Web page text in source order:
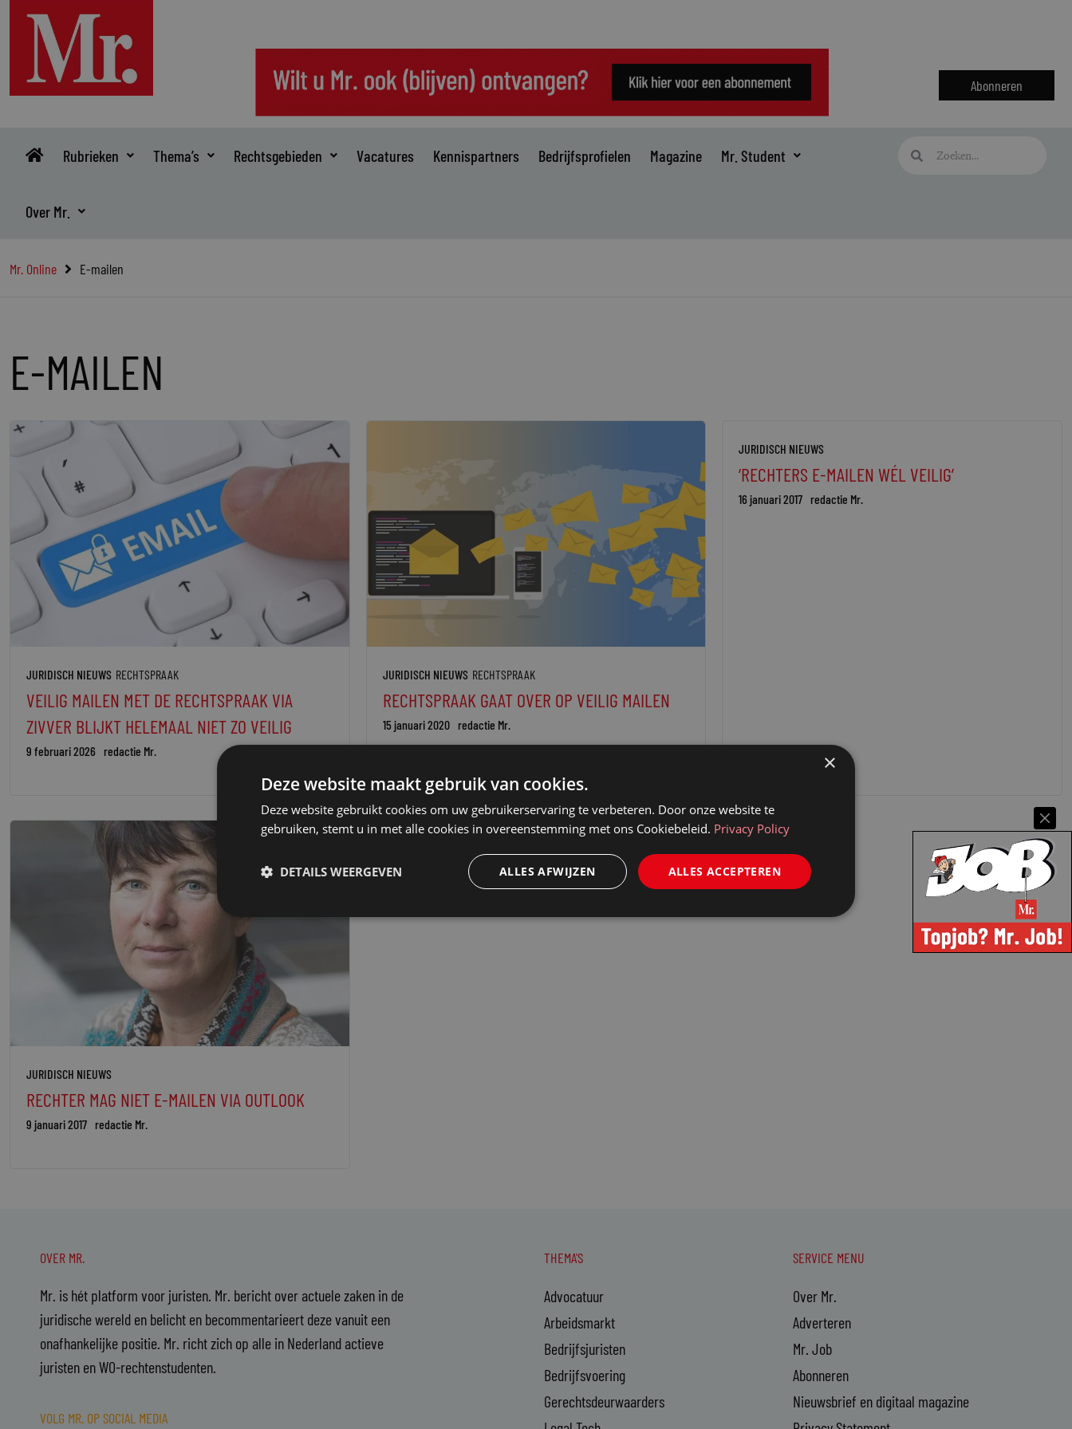
inhoud
Abonneren
Rubrieken Thema’s Rechtsgebieden Vacatures Kennispartners Bedrijfsprofielen Magazine Mr. Student
Over Mr.
Zoeken
Mr. Online E-mailen
E-MAILEN
JURIDISCH NIEUWS RECHTSPRAAK
VEILIG MAILEN MET DE RECHTSPRAAK VIA
ZIVVER BLIJKT HELEMAAL NIET ZO VEILIG
9 februari 2026 redactie Mr.
JURIDISCH NIEUWS RECHTSPRAAK
RECHTSPRAAK GAAT OVER OP VEILIG MAILEN
15 januari 2020 redactie Mr.
JURIDISCH NIEUWS
‘RECHTERS E-MAILEN WÉL VEILIG’
16 januari 2017 redactie Mr.
JURIDISCH NIEUWS
RECHTER MAG NIET E-MAILEN VIA OUTLOOK
9 januari 2017 redactie Mr.
OVER MR.
Mr. is hét platform voor juristen. Mr. bericht over actuele zaken in de
juridische wereld en belicht en becommentarieert deze vanuit een
onafhankelijke positie. Mr. richt zich op alle in Nederland actieve
juristen en WO-rechtenstudenten.
VOLG MR. OP SOCIAL MEDIA
THEMA'S
Advocatuur
Arbeidsmarkt
Bedrijfsjuristen
Bedrijfsvoering
Gerechtsdeurwaarders
SERVICE MENU
Over Mr.
Adverteren
Mr. Job
Abonneren
Nieuwsbrief en digitaal magazine
×
Deze website maakt gebruik van cookies.
Deze website gebruikt cookies om uw gebruikerservaring te verbeteren. Door onze website te
gebruiken, stemt u in met alle cookies in overeenstemming met ons Cookiebeleid. Privacy Policy
ALLES ACCEPTEREN
ALLES AFWIJZEN
DETAILS WEERGEVEN